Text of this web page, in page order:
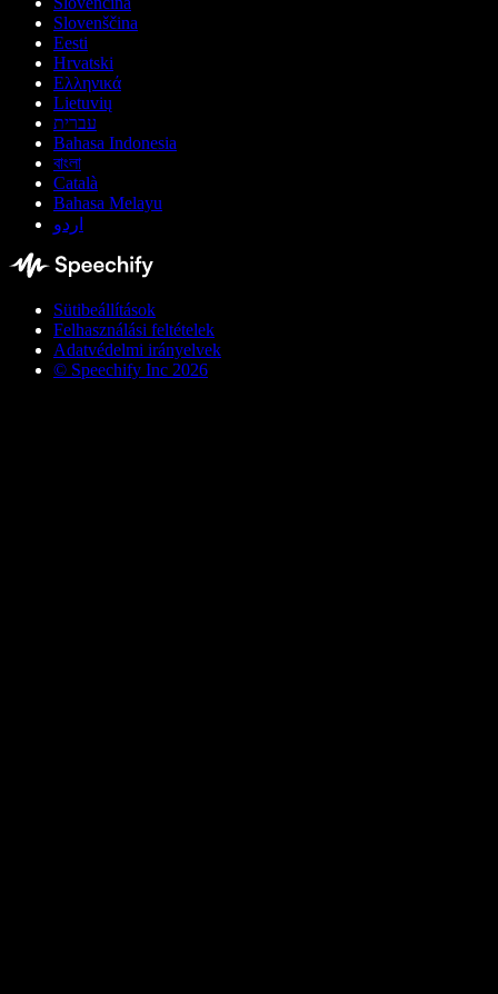
Slovenščina
Eesti
Hrvatski
Ελληνικά
Lietuvių
עברית
Bahasa Indonesia
বাংলা
Català
Bahasa Melayu
اردو
Sütibeállítások
Felhasználási feltételek
Adatvédelmi irányelvek
© Speechify Inc 2026